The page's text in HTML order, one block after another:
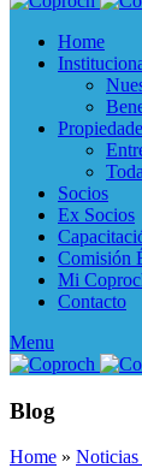
Home
Socios
Ex Socios
Comisión
Mi
Contacto
Menu
Blog
Home »